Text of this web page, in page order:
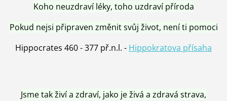
Koho neuzdraví léky, toho uzdraví příroda
Pokud nejsi připraven změnit svůj život, není ti pomoci
Hippocrates 460 - 377 př.n.l. - Hippokratova přísaha
Jsme tak živí a zdraví, jako je živá a zdravá strava,